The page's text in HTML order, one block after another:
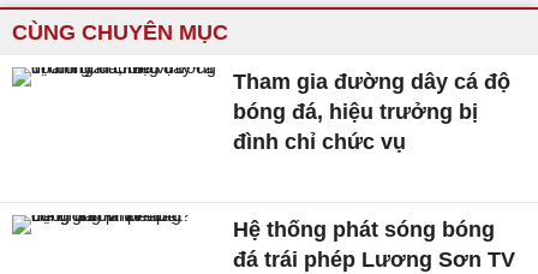
CÙNG CHUYÊN MỤC
Tham gia đường dây cá độ
bóng đá, hiệu trưởng bị
đình chỉ chức vụ
Hệ thống phát sóng bóng
đá trái phép Lương Sơn TV